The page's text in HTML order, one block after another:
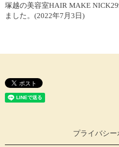
塚越の美容室HAIR MAKE
ました。(2022年7月3日)
プライバシー